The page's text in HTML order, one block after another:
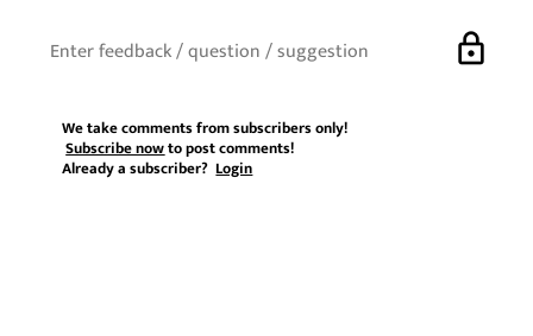
lock
We take comments from subscribers only!
Subscribe nowto post comments!
Already a subscriber?Login